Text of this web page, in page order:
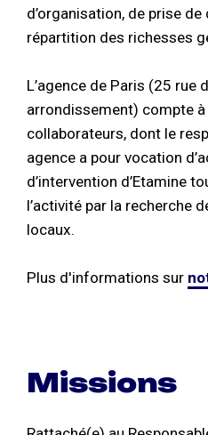
d’organisation, de prise
répartition des richesses
L’agence de Paris (25 rue
arrondissement) compte
collaborateurs, dont le
agence a pour vocation
d’intervention d’Etamine
l’activité par la recherche
locaux.
Plus d'informations sur
Missions